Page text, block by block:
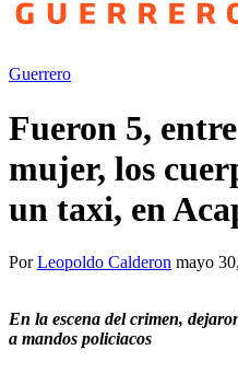
Guerrero
Fueron 5,
mujer, los
un taxi, en
PorLeopoldo Calderon mayo
En la escena del crimen,
a mandos policiacos